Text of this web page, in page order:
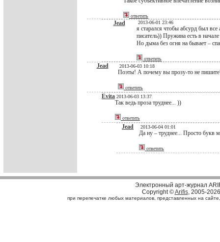
ответить
Jead 2013-06-01 23:46
я старался чтобы абсурд был
писатель)) Пружина есть в
Но дыма без огня на бывает –
ответить
Jead 2013-06-03 10:18
Поэты! А почему вы прозу-то не
ответить
Evita 2013-06-03 13:37
Так ведь проза труднее... ))
ответить
Jead 2013-06-04 01:01
Да ну – труднее... Просто букв
ответить
Электронный арт-журнал
Copyright ©Arifis, 2005-2026
при перепечатке любых материалов, представленных на